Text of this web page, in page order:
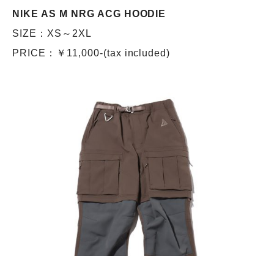
NIKE AS M NRG ACG HOODIE
SIZE：XS～2XL
PRICE：￥11,000-(tax included)